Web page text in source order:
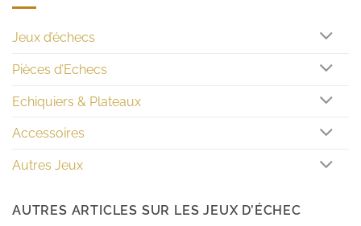
Jeux d’échecs
Pièces d’Echecs
Echiquiers & Plateaux
Accessoires
Autres Jeux
AUTRES ARTICLES SUR LES JEUX D’ÉCHEC